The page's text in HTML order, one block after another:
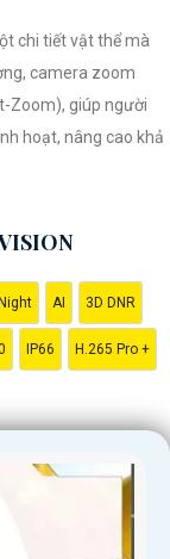
chi tiết vật thể mà
camera zoom
Zoom), giúp người
hoạt, nâng cao khả
AI 3D DNR
IP66 H.265 Pro +